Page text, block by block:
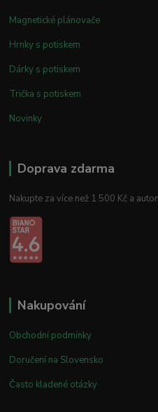
Magnetické plánovače
Hrnky s potiskem
Dárky s potiskem
Trička s potiskem
Novinky
Doprava zdarma
Nakupte za více než 1 500 Kč a
Nakupování
Obchodní podmínky
Doručení na Slovensko
Často kladené otázky